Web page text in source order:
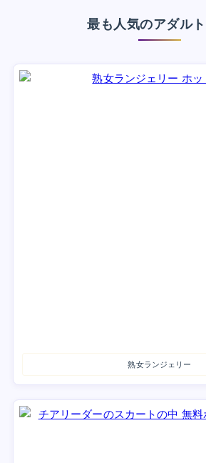
最も人気のアダル
熟女ランジェリー